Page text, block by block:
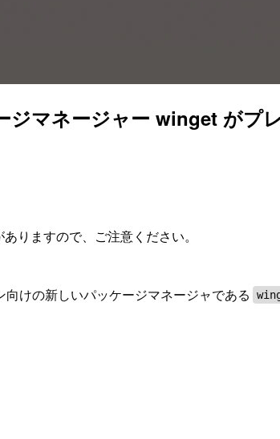
マネージャー winget がプ
りますので、ご注意ください。
けの新しいパッケージマネージャである